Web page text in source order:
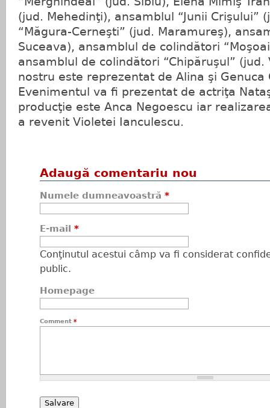
(jud. Mehedinţi), ansamblul “Junii Crişului”
“Măgura-Cerneşti” (jud. Maramureş),
Suceava), ansamblul de colindători
ansamblul de colindători “Chipăruşul” (jud.
nostru este reprezentat de Alina şi Genuca
Evenimentul va fi prezentat de actriţa
producţie este Anca Negoescu iar
a revenit Violetei Ianculescu.
Adaugă comentariu nou
Numele dumneavoastră *
E-mail *
Conţinutul acestui câmp va fi considerat
public.
Homepage
Comment *